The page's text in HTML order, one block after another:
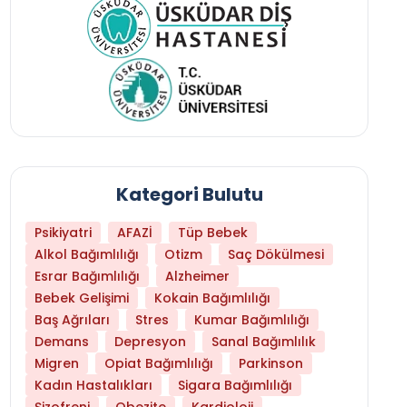
Daha Az Protein Tüketmek Yaşlanmayı
Kategori Bulutu
Psikiyatri AFAZİ
Tüp Bebek
Alkol Bağımlılığı
Otizm
Saç Dökülmesi
Esrar Bağımlılığı
Alzheimer
Bebek Gelişimi
Kokain Bağımlılığı
Baş Ağrıları
Stres
Kumar Bağımlılığı
Demans
Depresyon
Sanal Bağımlılık
Migren
Opiat Bağımlılığı
Parkinson
Kadın Hastalıkları
Sigara Bağımlılığı